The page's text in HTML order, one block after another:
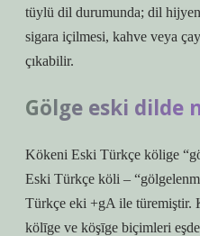
tüylü dil durumunda; dil
sigara içilmesi, kahve veya
çıkabilir.
Gölge eski dilde
Kökeni Eski Türkçe kölige
Eski Türkçe köli –
Türkçe eki +gA ile türemiştir.
kölīge ve köşīge biçimleri